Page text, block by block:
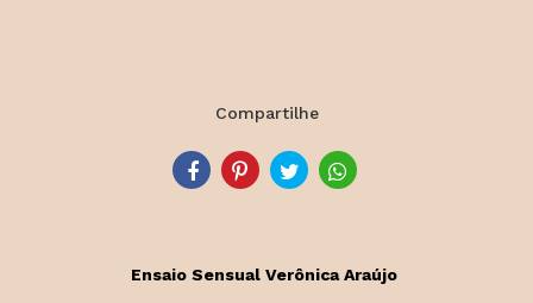
Compartilhe
Ensaio Sensual Verônica Araújo